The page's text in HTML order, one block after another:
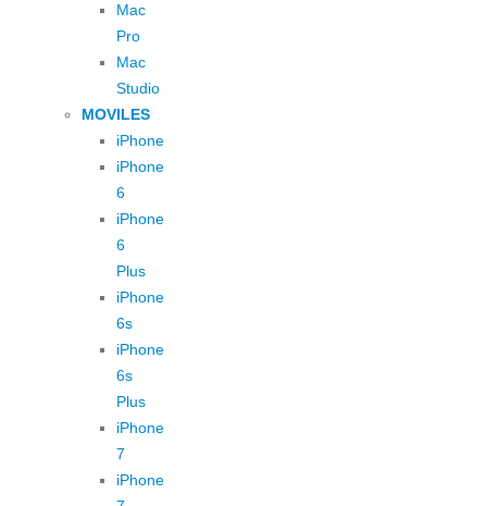
Mac
Pro
Mac
Studio
MOVILES
iPhone
iPhone
6
iPhone
6
Plus
iPhone
6s
iPhone
6s
Plus
iPhone
7
iPhone